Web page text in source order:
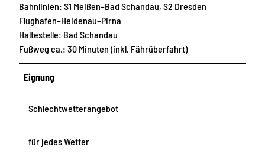
Bahnlinien: S1 Meißen–Bad Schandau, S2 Dresden
Flughafen–Heidenau–Pirna
Haltestelle: Bad Schandau
Fußweg ca.: 30 Minuten (inkl. Fährüberfahrt)
Eignung
Schlechtwetterangebot
für jedes Wetter